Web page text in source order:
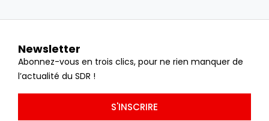
Newsletter
Abonnez-vous en trois clics, pour ne rien manquer de
l’actualité du SDR !
S'INSCRIRE